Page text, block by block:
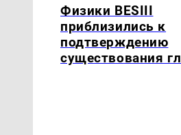
Физики BESIII
приблизились к
подтверждению
существования